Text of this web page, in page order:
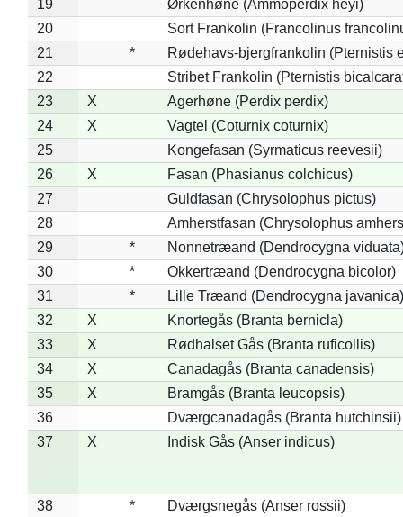
19
Ørkenhøne (Ammoperdix heyi)
20
Sort Frankolin (Francolinus
21
*
Rødehavs-bjergfrankolin (Pternistis
22
Stribet Frankolin (Pternistis
23
X
Agerhøne (Perdix perdix)
24
X
Vagtel (Coturnix coturnix)
25
Kongefasan (Syrmaticus reevesii)
26
X
Fasan (Phasianus colchicus)
27
Guldfasan (Chrysolophus pictus)
28
Amherstfasan (Chrysolophus
29
*
Nonnetræand (Dendrocygna
30
*
Okkertræand (Dendrocygna bicolor)
31
*
Lille Træand (Dendrocygna javanica)
32
X
Knortegås (Branta bernicla)
33
X
Rødhalset Gås (Branta ruficollis)
34
X
Canadagås (Branta canadensis)
35
X
Bramgås (Branta leucopsis)
36
Dværgcanadagås (Branta hutchinsii)
37
X Indisk Gås (Anser indicus)
38 *
Dværgsnegås (Anser rossii)